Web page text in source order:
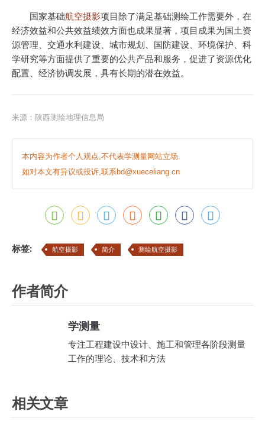
国家基础航空摄影项目除了满足基础测绘工作需要外，在
经济效益和公共效益绩效方面也成果显著，项目成果为国土资
源管理、交通水利建设、城市规划、国防建设、环境保护、科
学研究等方面提供了重要的公共产品和服务，促进了资源优化
配置、经济协调发展，具有长期的潜在效益。
来源： 陕西测绘地理信息局
本内容为作者个人观点,不代表学测量网站立场.
如对本文有异议或投诉,联系bd@xueceliang.cn
标签: 航空摄影 简介 测绘航空摄影
作者简介
学测量
专注工程建设中设计、施工和管理各阶段测量
工作的理论、技术和方法
相关文章